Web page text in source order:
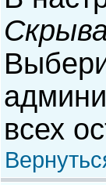
всех